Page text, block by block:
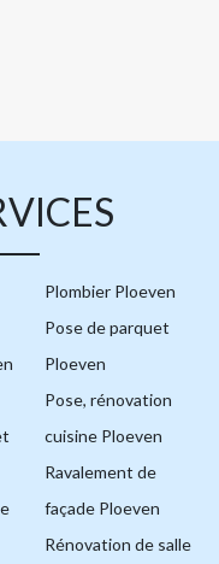
Plombier Ploeven
Pose de parquet
Ploeven
Pose, rénovation
cuisine Ploeven
Ravalement de
façade Ploeven
Rénovation de salle